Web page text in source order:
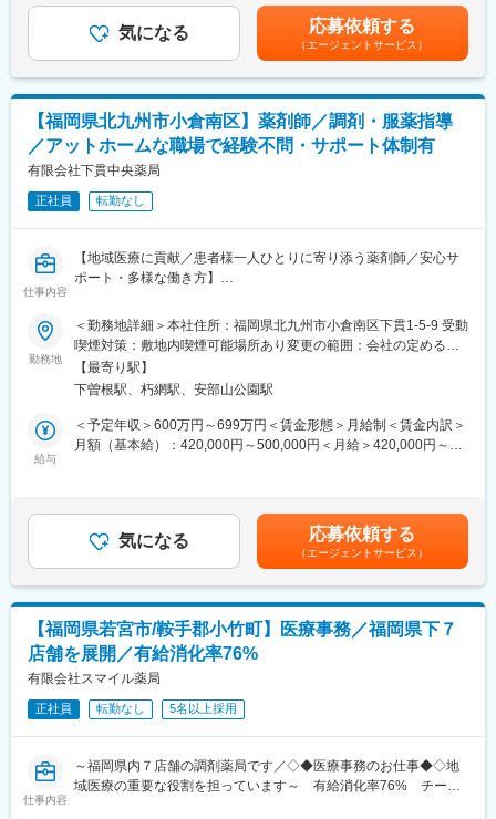
残業は平均15時間程。リモートワークも柔軟に活用でき、フルリ
モートも相談可能です。産育休後復帰率約98％と定着率も高く、
長期的にキャリアを築けます。また、技術書籍の購入や研修参加
費等は費用負担する等、エンジニアをサポートする体制が整って
います。
医療という社会性の高い領域で、現場業務を変え、多くの人の生
活を支える影響力の大きな仕事です。「安定基盤の上でプロジェ
クトを動かしたい」「医療×ITで社会貢献したい」そんな想いをお
変更の範囲：会社の定める業務
した設計・開発・テスト業務をお任せします。医薬品調達や薬局
運営を支えるシステムです。TypeScript、Java、AWSなどを活用
■就業環境
技術書購入や外部研修参加費は会社が全額負担し、継続的なスキ
ルアップを後押しします。やりたいことを発信しやすい風通しの
良い社風も特徴です。
■組織構成
システム本部は59名で構成されており、年齢も20代～50代まで幅
広く在籍しています。
■キャリアパス
スペシャリストとしてのキャリア形成も可能です。
■働きやすい環境
残業は月平均15時間程度なので、ワークライフバランスを重視す
で、効率のいい働き方も実現可能です。産休・育休取得後の復帰
率も約98％など、高い定着率が特徴で、長期的な就業が可能で
医薬品ネットワーク事業・調剤薬局事業・賃貸設備関連事業・給
食事業・訪問介護事業等、地域の「医・食・住」のインフラとし
て、地域住民の健康を支えるトータルサービス事業を展開してい
ます。地域に根差した医療サービスの提供を目指し、医薬連携に
よる細やかな医療・サービスの提供を行っております。
調剤薬局事業では全国472店舗を展開、医薬品ネットワーク加盟
件数は47都道府県で約11,678件（2025年11月末）を全国各地で
事業を展開しています。
変更の範囲：会社の定める業務
も目安の金額であり、選考を通じて上下する可能性があります。
月給(月額)は固定手当を含めた表記です。
気になる 応募依頼する
（エージェントサービス）
【福岡県北九州市小倉南区】薬剤師／調剤・服薬指導
／アットホームな職場で経験不問・サポート体制有
有限会社下貫中央薬局
正社員 転勤なし
仕事内容
【地域医療に貢献／患者様一人ひとりに寄り添う薬剤師／安心サ
ポート・多様な働き方】
当社が運営する「ひらかわ薬局」にて、地域密着型の薬剤師とし
て調剤業務や服薬指導、患者様の健康サポートを担当します。福
岡県北九州市小倉南区の地域医療を支える役割を担い、内科・整
形外科など幅広い科目の処方箋に対応します。患者様に安心して
ご利用いただけるよう、最新の業務システムも導入しています。
■業務詳細
・患者様やご家族への健康相談、生活習慣指導による予防医療の
推進
・地域医療連携や医療機関との情報共有によるチーム医療の実践
・学会参加や定期勉強会での知識習得と専門性向上
■扱うサービス
患者様ごとのニーズに応じた調剤・健康相談、服薬指導など、地
域医療を支えるサービスを提供しています。
■組織構成
正社員2名・パート3名（状況により変動）で運営。ベテランスタ
ッフが多く、アットホームで相談しやすい職場です。
勤務地
＜勤務地詳細＞本社住所：福岡県北九州市小倉南区下貫1-5-9 受動
喫煙対策：敷地内喫煙可能場所あり変更の範囲：会社の定める事
業所
【最寄り駅】
下曽根駅、朽網駅、安部山公園駅
給与
＜予定年収＞600万円～699万円＜賃金形態＞月給制＜賃金内訳＞
月額（基本給）：420,000円～500,000円＜月給＞420,000円～
気になる 応募依頼する
（エージェントサービス）
【福岡県若宮市/鞍手郡小竹町】医療事務／福岡県下７
店舗を展開／有給消化率76%
有限会社スマイル薬局
正社員 転勤なし 5名以上採用
仕事内容
～福岡県内７店舗の調剤薬局です／◇◆医療事務のお仕事◆◇地
域医療の重要な役割を担っています～ 有給消化率76% チーム